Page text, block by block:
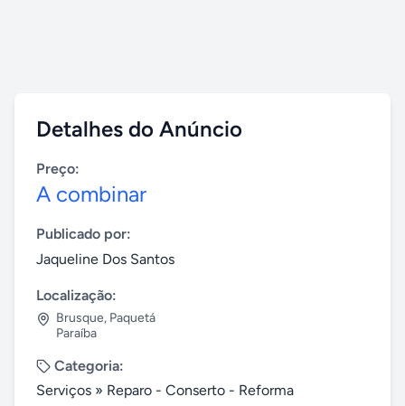
Detalhes do Anúncio
Preço:
A combinar
Publicado por:
Jaqueline Dos Santos
Localização:
Brusque, Paquetá
Paraíba
Categoria:
Serviços » Reparo - Conserto - Reforma